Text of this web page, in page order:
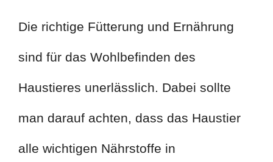
Die richtige Fütterung und Ernährung
sind für das Wohlbefinden des
Haustieres unerlässlich. Dabei sollte
man darauf achten, dass das Haustier
alle wichtigen Nährstoffe in